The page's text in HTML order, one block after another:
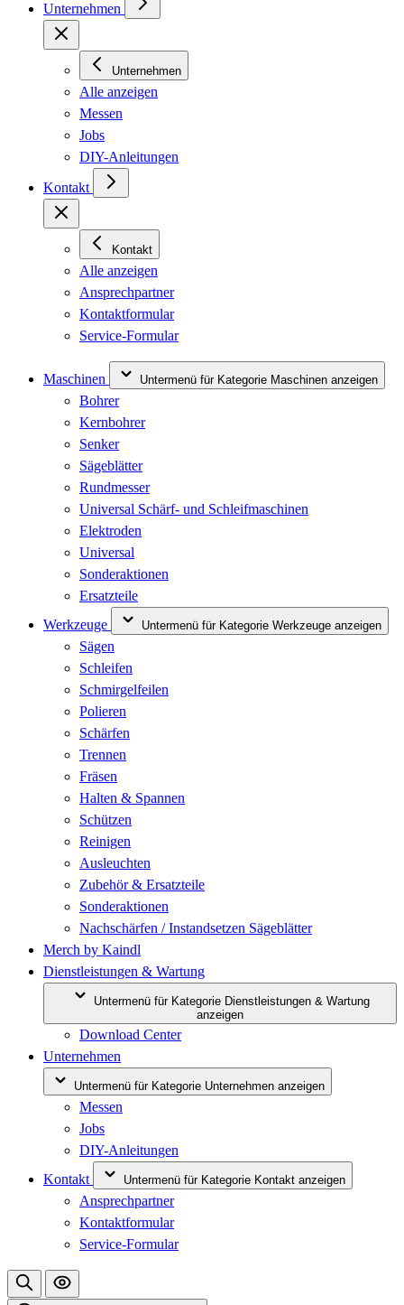
Unternehmen
Unternehmen
Alle anzeigen
Messen
Jobs
DIY-Anleitungen
Kontakt
Kontakt
Alle anzeigen
Ansprechpartner
Kontaktformular
Service-Formular
Maschinen Untermenü für Kategorie Maschinen anzeigen
Bohrer
Kernbohrer
Senker
Sägeblätter
Rundmesser
Universal Schärf- und Schleifmaschinen
Elektroden
Universal
Sonderaktionen
Ersatzteile
Werkzeuge
Untermenü für Kategorie Werkzeuge anzeigen
Sägen
Schleifen
Schmirgelfeilen
Polieren
Schärfen
Trennen
Fräsen
Halten & Spannen
Schützen
Reinigen
Ausleuchten
Zubehör & Ersatzteile
Sonderaktionen
Nachschärfen / Instandsetzen Sägeblätter
Merch by Kaindl
Dienstleistungen & Wartung
Untermenü für Kategorie Dienstleistungen & Wartung
anzeigen
Download Center
Unternehmen
Untermenü für Kategorie Unternehmen anzeigen
Messen
Jobs
DIY-Anleitungen
Kontakt
Untermenü für Kategorie Kontakt anzeigen
Ansprechpartner
Kontaktformular
Service-Formular